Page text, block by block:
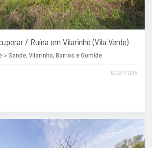
/ Ruína em Vilarinho (Vila Verde)
> Sande, Vilarinho, Barros e Gomide
GDSPT1286